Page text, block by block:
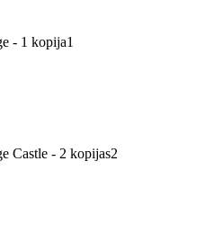
- 1 kopija1
Castle - 2 kopijas2